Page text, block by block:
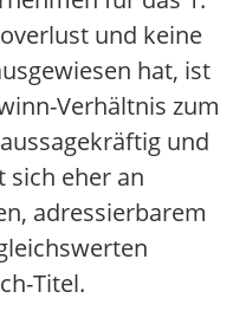
und keine
hat, ist
Verhältnis zum
und
sich eher an
adressierbarem
Titel.